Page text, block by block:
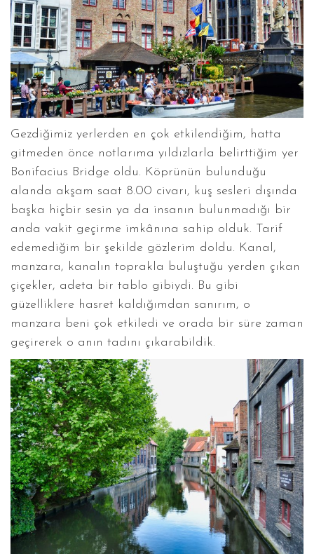
Gezdiğimiz yerlerden en çok etkilendiğim, hatta
gitmeden önce notlarıma yıldızlarla belirttiğim yer
Bonifacius Bridge oldu. Köprünün bulunduğu
alanda akşam saat 8.00 civarı, kuş sesleri dışında
başka hiçbir sesin ya da insanın bulunmadığı bir
anda vakit geçirme imkânına sahip olduk. Tarif
edemediğim bir şekilde gözlerim doldu. Kanal,
manzara, kanalın toprakla buluştuğu yerden çıkan
çiçekler, adeta bir tablo gibiydi. Bu gibi
güzelliklere hasret kaldığımdan sanırım, o
manzara beni çok etkiledi ve orada bir süre zaman
geçirerek o anın tadını çıkarabildik.